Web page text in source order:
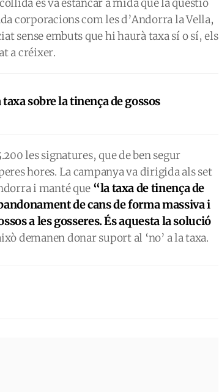
es va estancar a mida que la qüestió
corporacions com les d’Andorra la Vella,
sense embuts que hi haurà taxa sí o sí, els
a créixer.
sobre la tinença de gossos
les signatures, que de ben segur
hores. La campanya va dirigida als set
i manté que “la taxa de tinença de
de cans de forma massiva i
a les gosseres. És aquesta la solució
demanen donar suport al ‘no’ a la taxa.